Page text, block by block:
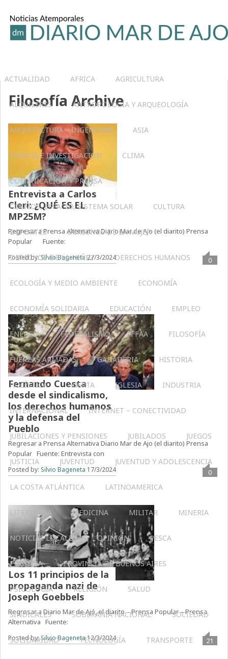
ACTUALIDAD AFRICA AGRICULTURA
ALQUILERES ANTROPOLOGÍA Y ARQUEOLOGÍA
ARQUITECTURA – INGENIERIA ASIA
CIENCIA E INVESTIGACIÓN CLIMA
COMUNICACIÓN Y PRENSA
COSMOS, ESPACIO, SISTEMA SOLAR CULTURA
DEPORTES DERECHOS DE LA MUJER
DERECHOS DE LA NIÑEZ DERECHOS HUMANOS
ECOLOGÍA Y MEDIO AMBIENTE ECONOMÍA
ECONOMÍA SOLIDARIA EDUCACIÓN EMPLEO
ENERGÍA FEDERALISMO FFAA FILOSOFÍA
FUERZAS ARMADAS GANADERIA HISTORIA
HOLÍSTICA HUERTA IGLESIA INDUSTRIA
INTERNACIONAL INTERNET – CONECTIVIDAD
JUBILACIONES Y PENSIONES JUBILADOS JUEGOS
JUSTICIA JUVENTUD JUVENTUD Y ADOLESCENCIA
LA COSTA ATLÁNTICA LATINOAMERICA
LITERATURA MEDICINA MILITAR MINERIA
NOTICIAS LOCALES OPINIÓN PESCA
POLÍTICA PROVINCIA DE BUENOS AIRES
PSICOLOGÍA RELIGIÓN SALUD
SINDICALES SOBERANÍA NACIONAL SOCIEDAD
SOLIDARIDAD TECNOLOGÍA TRANSPORTE
Filosofía Archive
Entrevista a Carlos
Cleri: ¿QUÉ ES EL
MP25M?
Regresar a Prensa Alternativa Diario Mar de Ajo (el diarito) Prensa
Popular Fuente:
Posted by:Silvio Bageneta 27/3/2024 0
Fernando Cuesta
desde el sindicalismo,
los derechos humanos
y la defensa del
Pueblo
Regresar a Prensa Alternativa Diario Mar de Ajo (el diarito) Prensa
Popular Fuente: Entrevista con
Posted by: Silvio Bageneta 17/3/2024 0
Los 11 principios de la
propaganda nazi de
Joseph Goebbels
Regresar a Diario Mar de Ajó, el diarito – Prensa Popular – Prensa
Alternativa Fuente:
Posted by:Silvio Bageneta12/3/2024 21